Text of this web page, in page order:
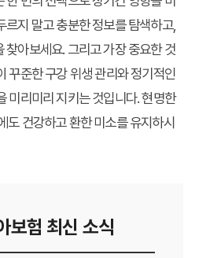
지 말고 충분한 정보를 탐색하고,
찾아보세요. 그리고 가장 중요한 것
꾸준한 구강 위생 관리와 정기적인
미리미리 지키는 것입니다. 현명한
건강하고 환한 미소를 유지하시
보험 최신 소식